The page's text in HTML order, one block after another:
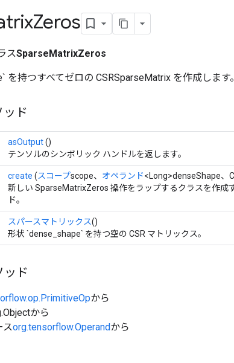
Zeros
スSparseMatrixZeros
を持つすべてゼロの CSRSparseMatrix を作成します。
ド
asOutput()
テンソルのシンボリック ハンドルを返します。
create (スコープscope、 オペランド<Long>denseShape、
新しい SparseMatrixZeros 操作をラップするクラスを作成
ド。
スパースマトリックス()
形状 `dense_shape` を持つ空の CSR マトリックス。
ッド
から
から
スorg.tensorflow.Operandから